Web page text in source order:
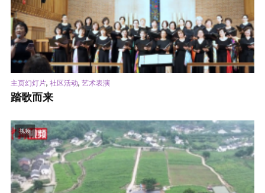
主页幻灯片, 社区活动, 艺术表演
踏歌而来
视频